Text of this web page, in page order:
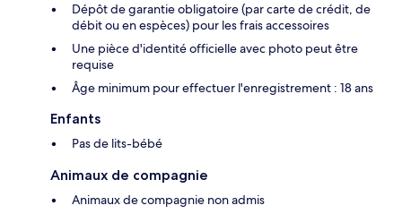
Dépôt de garantie obligatoire (par carte de crédit, de
débit ou en espèces) pour les frais accessoires
Une pièce d'identité officielle avec photo peut être
requise
Âge minimum pour effectuer l'enregistrement : 18 ans
Enfants
Pas de lits-bébé
Animaux de compagnie
Animaux de compagnie non admis